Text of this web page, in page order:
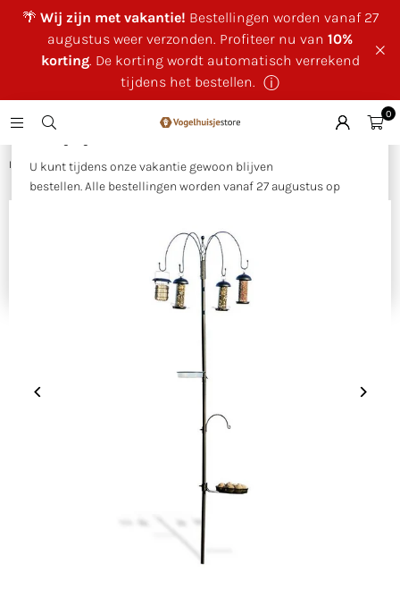
🌴 Wij zijn met vakantie! Bestellingen worden vanaf 27
augustus weer verzonden. Profiteer nu van 10%
korting. De korting wordt automatisch verrekend
tijdens het bestellen. ⓘ
×
U kunt tijdens onze vakantie gewoon blijven
bestellen. Alle bestellingen worden vanaf 27 augustus op
Als bedankje voor uw geduld ontvangt u tijdens onze
10% korting op uw bestelling
automatisch verrekend tijdens het bestellen.
0
Huis Voederstation Tambora